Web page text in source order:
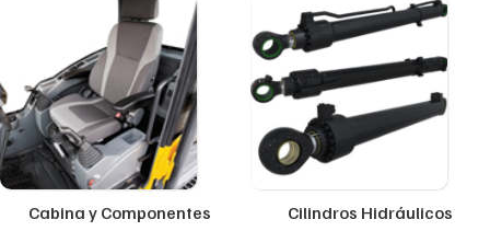
Cabina y Componentes Cilindros Hidráulicos